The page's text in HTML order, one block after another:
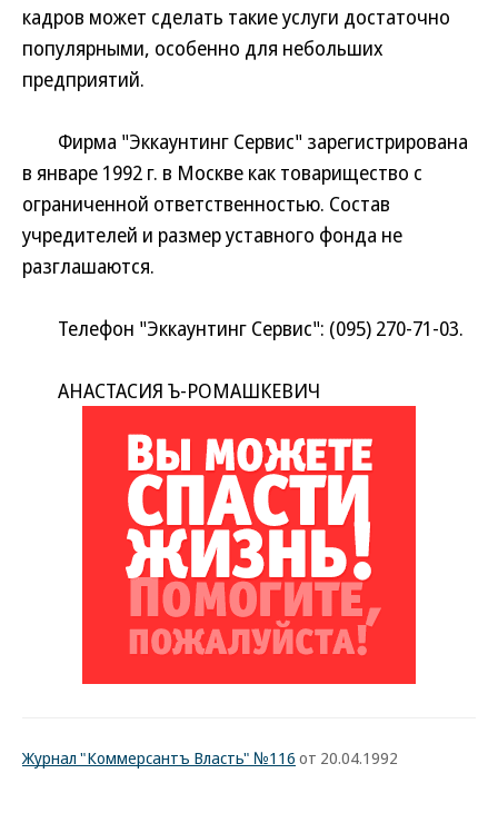
кадров может сделать такие услуги достаточно
популярными, особенно для небольших
предприятий.
Фирма "Эккаунтинг Сервис" зарегистрирована
в январе 1992 г. в Москве как товарищество с
ограниченной ответственностью. Состав
учредителей и размер уставного фонда не
разглашаются.
Телефон "Эккаунтинг Сервис": (095) 270-71-03.
АНАСТАСИЯ Ъ-РОМАШКЕВИЧ
Журнал "Коммерсантъ Власть" №116 от 20.04.1992